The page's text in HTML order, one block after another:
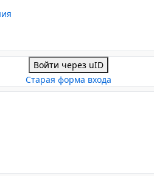
Войти через uID
Старая форма входа